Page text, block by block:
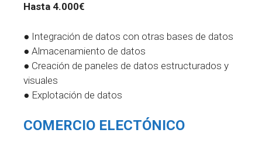
Hasta 4.000€
● Integración de datos con otras bases de datos
● Almacenamiento de datos
● Creación de paneles de datos estructurados y
visuales
● Explotación de datos
COMERCIO ELECTÓNICO